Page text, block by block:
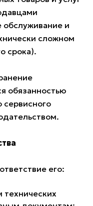
обслуживание и
сложном
срока).
обязанностью
сервисного
его:
технических